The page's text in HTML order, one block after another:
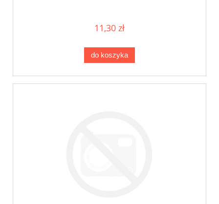
11,30 zł
do koszyka